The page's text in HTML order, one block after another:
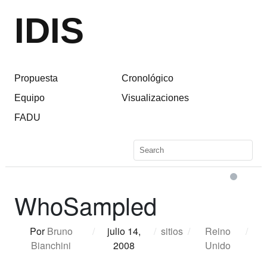
IDIS
Propuesta
Equipo
FADU
Cronológico
Visualizaciones
WhoSampled
PorBruno
Bianchini
/
julio 14,
2008
/ sitios /
Reino
Unido
/